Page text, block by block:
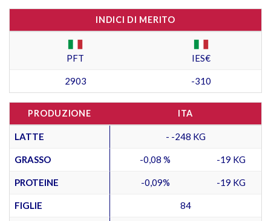
INDICI DI MERITO
PFT IES€
2903 -310
PRODUZIONE ITA
LATTE - -248 KG
GRASSO -0,08 % -19 KG
PROTEINE -0,09% -19 KG
FIGLIE 84